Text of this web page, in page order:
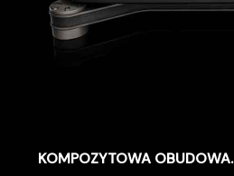
KOMPOZYTOWA OBUDOWA.